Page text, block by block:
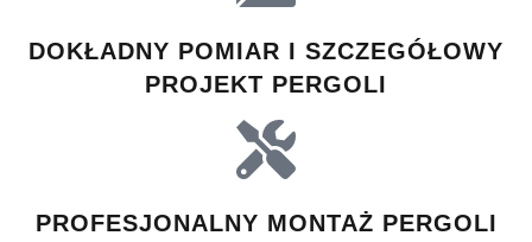
DOKŁADNY POMIAR I SZCZEGÓŁOWY
PROJEKT PERGOLI
PROFESJONALNY MONTAŻ PERGOLI